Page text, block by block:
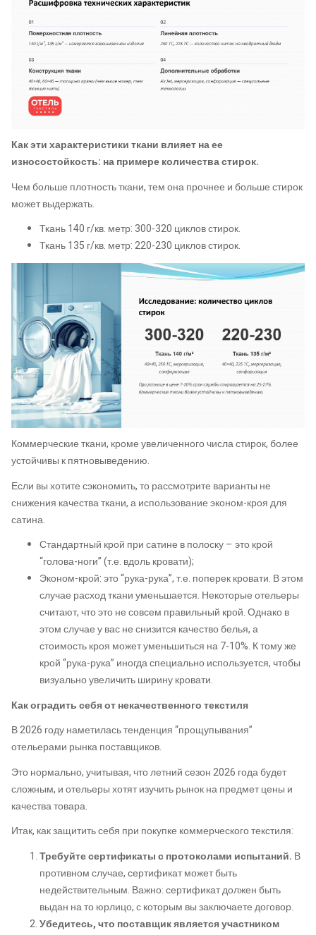
Как эти характеристики ткани влияет на ее
износостойкость: на примере количества стирок.
Чем больше плотность ткани, тем она прочнее и больше стирок
может выдержать.
Ткань 140 г/кв. метр: 300-320 циклов стирок.
Ткань 135 г/кв. метр: 220-230 циклов стирок.
Коммерческие ткани, кроме увеличенного числа стирок, более
устойчивы к пятновыведению.
Если вы хотите сэкономить, то рассмотрите варианты не
снижения качества ткани, а использование эконом-кроя для
сатина.
Стандартный крой при сатине в полоску – это крой
“голова-ноги” (т.е. вдоль кровати);
Эконом-крой: это “рука-рука”, т.е. поперек кровати. В этом
случае расход ткани уменьшается. Некоторые отельеры
считают, что это не совсем правильный крой. Однако в
этом случае у вас не снизится качество белья, а
стоимость кроя может уменьшиться на 7-10%. К тому же
крой “рука-рука” иногда специально используется, чтобы
визуально увеличить ширину кровати.
Как оградить себя от некачественного текстиля
В 2026 году наметилась тенденция “прощупывания”
отельерами рынка поставщиков.
Это нормально, учитывая, что летний сезон 2026 года будет
сложным, и отельеры хотят изучить рынок на предмет цены и
качества товара.
Итак, как защитить себя при покупке коммерческого текстиля:
Требуйте сертификаты с протоколами испытаний. В
противном случае, сертификат может быть
недействительным. Важно: сертификат должен быть
выдан на то юрлицо, с которым вы заключаете договор.
Убедитесь, что поставщик является участником